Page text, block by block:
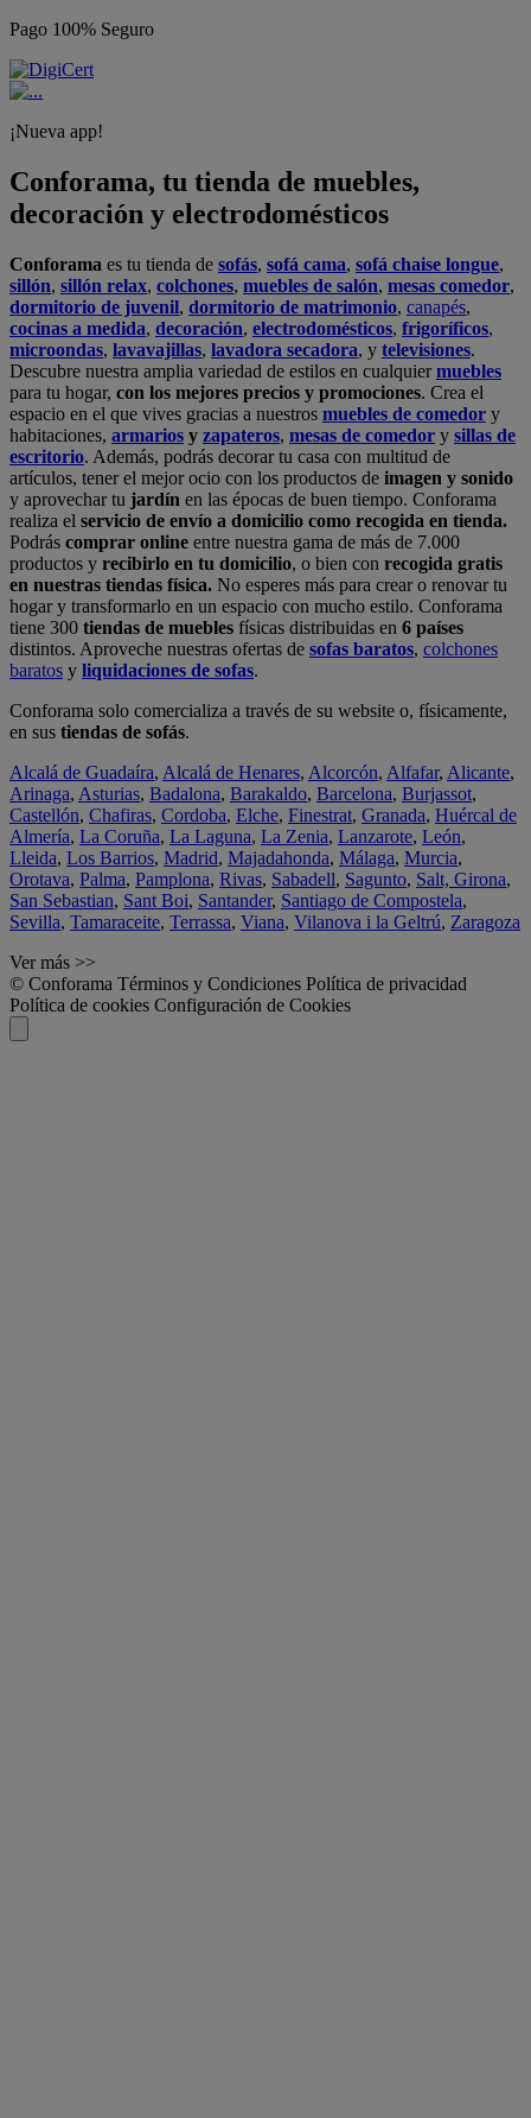
Pago 100% Seguro
¡Nueva app!
Conforama, tu tienda de muebles,
decoración y electrodomésticos
Conforama es tu tienda de sofás, sofá cama, sofá chaise longue,
sillón, sillón relax, colchones, muebles de salón, mesas comedor,
dormitorio de juvenil, dormitorio de matrimonio, canapés,
cocinas a medida, decoración, electrodomésticos, frigoríficos,
microondas, lavavajillas, lavadora secadora, y televisiones.
Descubre nuestra amplia variedad de estilos en cualquiermuebles
para tu hogar, con los mejores precios y promociones. Crea el
espacio en el que vives gracias a nuestros muebles de comedor y
habitaciones, armarios y zapateros, mesas de comedor y sillas de
escritorio. Además, podrás decorar tu casa con multitud de
artículos, tener el mejor ocio con los productos de imagen y sonido
y aprovechar tu jardín en las épocas de buen tiempo. Conforama
realiza el servicio de envío a domicilio como recogida en tienda.
Podrás comprar online entre nuestra gama de más de 7.000
productos y recibirlo en tu domicilio, o bien con recogida gratis
en nuestras tiendas física. No esperes más para crear o renovar tu
hogar y transformarlo en un espacio con mucho estilo. Conforama
tiene 300 tiendas de muebles físicas distribuidas en 6 países
distintos. Aproveche nuestras ofertas de sofas baratos, colchones
baratos y liquidaciones de sofas.
Conforama solo comercializa a través de su website o, físicamente,
en sus tiendas de sofás.
Alcalá de Guadaíra, Alcalá de Henares, Alcorcón, Alfafar, Alicante,
Arinaga, Asturias, Badalona, Barakaldo, Barcelona, Burjassot,
Castellón, Chafiras, Cordoba, Elche, Finestrat, Granada, Huércal de
Almería, La Coruña, La Laguna, La Zenia, Lanzarote, León,
Lleida, Los Barrios, Madrid, Majadahonda, Málaga, Murcia,
Orotava, Palma, Pamplona, Rivas, Sabadell, Sagunto, Salt, Girona,
San Sebastian, Sant Boi, Santander, Santiago de Compostela,
Sevilla, Tamaraceite, Terrassa, Viana, Vilanova i la Geltrú, Zaragoza
Ver más >>
© Conforama Términos y Condiciones Política de privacidad
Política de cookies Configuración de Cookies